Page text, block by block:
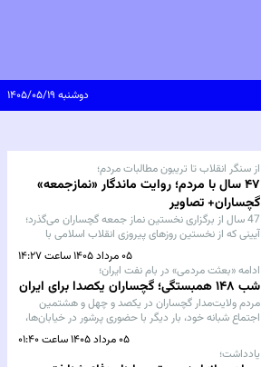
دوشنبه ۱۴۰۵/۰۵/۱۹
از سنگر انقلاب تا تریبون مطالبات مردم؛
۴۷ سال با مردم؛ روایت ماندگار «نمازجمعه»
گچساران+ تصاویر
47 سال از برگزاری نخستین نماز جمعه گچساران می‌گذرد؛
آیینی که از نخستین روزهای پیروزی انقلاب اسلامی با
مطالبه مردم شکل گرفت و امروز به یکی از مهم‌ترین
پایگاه‌های عبادی، فرهنگی، اجتماعی و مطالبه‌گری جنوب
کشور تبدیل شده است.
۰۵ مرداد ۱۴۰۵ ساعت ۱۴:۲۷
ادامه «بعثت مردمی» در بام نفت ایران؛
شب ۱۴۸ همبستگی؛ گچساران یکصدا برای ایران
مردم ولایت‌مدار گچساران در یکصد و چهل و هشتمین
اجتماع شبانه خود، بار دیگر با حضوری پرشور در خیابان‌ها،
بر استمرار وحدت، همدلی و حمایت از آرمان‌های انقلاب
اسلامی و ارزش‌های ملی تأکید کردند.
۰۵ مرداد ۱۴۰۵ ساعت ۰۱:۴۰
یادداشت؛